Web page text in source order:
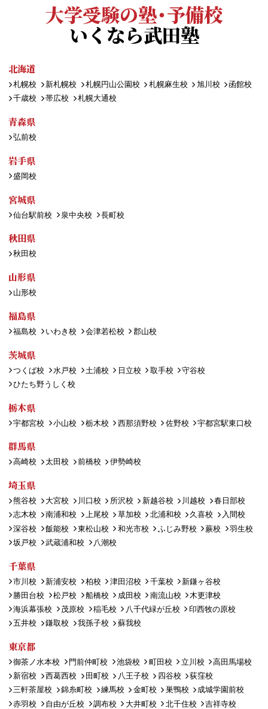
大学受験の塾・予備校
いくなら武田塾
北海道
札幌校 新札幌校 札幌円山公園校 札幌麻生校 旭川校
函館校
千歳校
帯広校 札幌大通校
青森県
弘前校
岩手県
盛岡校
宮城県
仙台駅前校 泉中央校 長町校
秋田県
秋田校
山形県
山形校
福島県
福島校 いわき校 会津若松校 郡山校
茨城県
つくば校 水戸校 土浦校 日立校 取手校
守谷校
ひたち野うしく校
栃木県
宇都宮校 小山校 栃木校 西那須野校 佐野校 宇都宮駅東口校
群馬県
高崎校 太田校 前橋校 伊勢崎校
埼玉県
熊谷校 大宮校 川口校 所沢校 新越谷校 川越校
春日部校
志木校
南浦和校 上尾校 草加校 北浦和校 久喜校
入間校
深谷校
飯能校 東松山校 和光市校 ふじみ野校 蕨校
羽生校
坂戸校
武蔵浦和校 八潮校
千葉県
市川校 新浦安校 柏校 津田沼校 千葉校
新鎌ヶ谷校
勝田台校
松戸校 船橋校 成田校 南流山校
木更津校
海浜幕張校
茂原校 稲毛校 八千代緑が丘校
印西牧の原校
五井校
鎌取校 我孫子校 蘇我校
東京都
御茶ノ水本校 門前仲町校 池袋校 町田校 立川校
高田馬場校
新宿校
西葛西校 田町校 八王子校 四谷校
荻窪校
三軒茶屋校
錦糸町校 練馬校 金町校 巣鴨校
成城学園前校
赤羽校
自由が丘校 調布校 大井町校 北千住校 吉祥寺校